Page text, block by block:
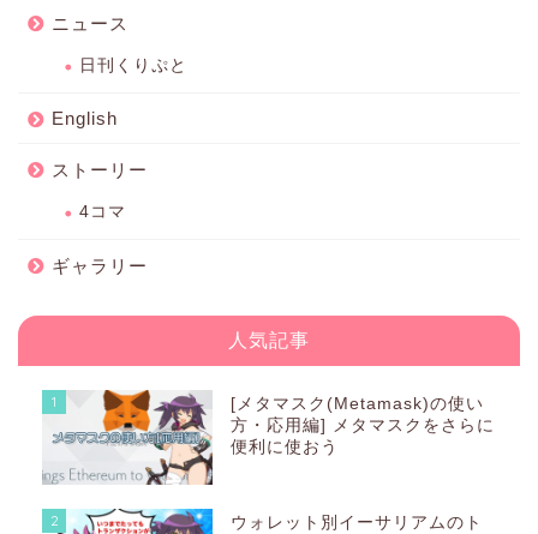
ニュース
日刊くりぷと
English
ストーリー
4コマ
ギャラリー
人気記事
1
[メタマスク(Metamask)の使い
方・応用編] メタマスクをさらに
便利に使おう
2
ウォレット別イーサリアムのト